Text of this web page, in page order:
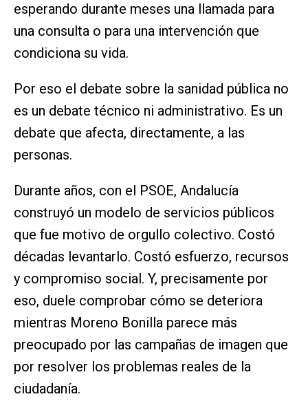
esperando durante meses una llamada para
una consulta o para una intervención que
condiciona su vida.
Por eso el debate sobre la sanidad pública no
es un debate técnico ni administrativo. Es un
debate que afecta, directamente, a las
personas.
Durante años, con el PSOE, Andalucía
construyó un modelo de servicios públicos
que fue motivo de orgullo colectivo. Costó
décadas levantarlo. Costó esfuerzo, recursos
y compromiso social. Y, precisamente por
eso, duele comprobar cómo se deteriora
mientras Moreno Bonilla parece más
preocupado por las campañas de imagen que
por resolver los problemas reales de la
ciudadanía.